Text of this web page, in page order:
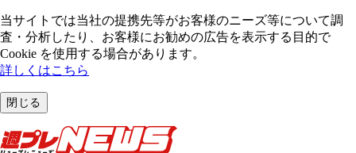
当サイトでは当社の提携先等がお客様のニーズ等について調
査・分析したり、お客様にお勧めの広告を表⽰する⽬的で
Cookie を使⽤する場合があります。
詳しくはこちら
閉じる